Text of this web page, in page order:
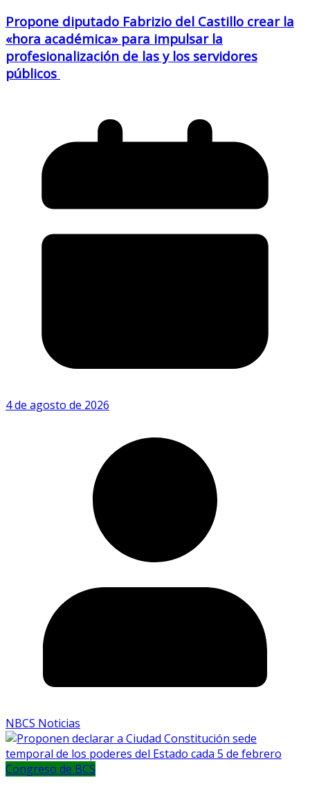
Propone diputado Fabrizio del Castillo crear la
«hora académica» para impulsar la
profesionalización de las y los servidores
públicos
4 de agosto de 2026
NBCS Noticias
Congreso de BCS